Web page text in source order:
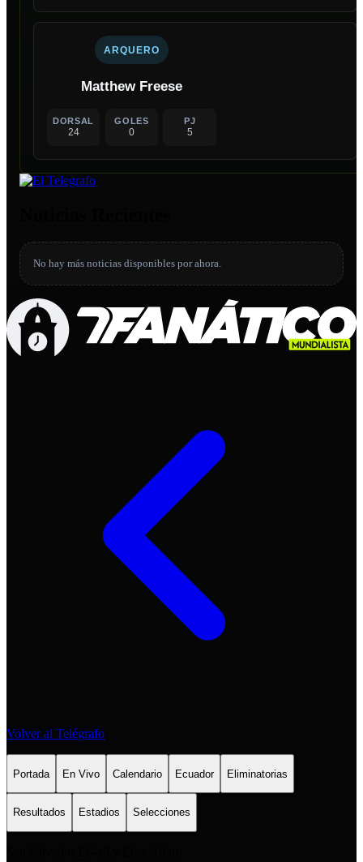
ARQUERO
Matthew Freese
DORSAL
24
GOLES
0
PJ
5
No hay más noticias disponibles por ahora.
Volver al Telégrafo
Portada En Vivo Calendario Ecuador Eliminatorias
Resultados Estadios Selecciones